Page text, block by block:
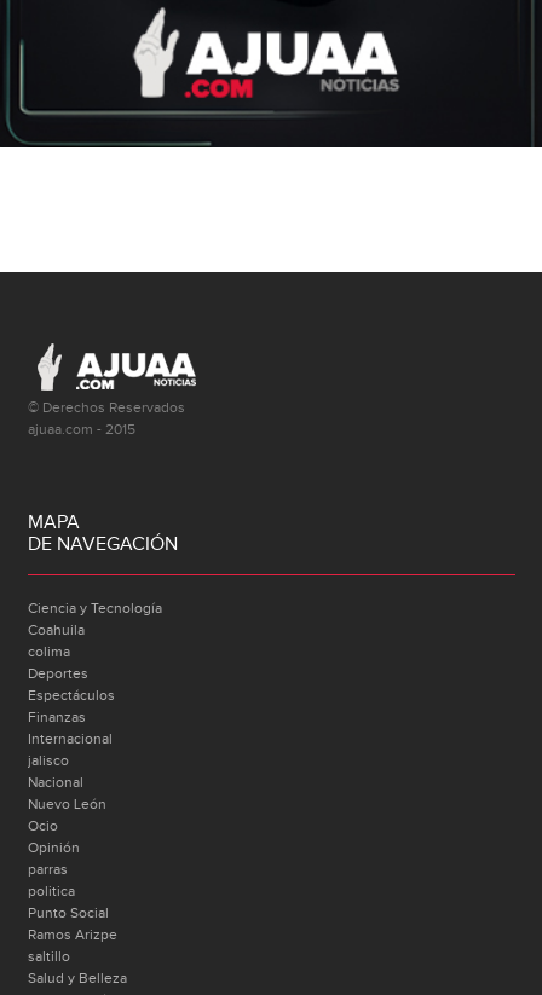
© Derechos Reservados
ajuaa.com - 2015
MAPA
DE NAVEGACIÓN
Ciencia y Tecnología
Coahuila
colima
Deportes
Espectáculos
Finanzas
Internacional
jalisco
Nacional
Nuevo León
Ocio
Opinión
parras
politica
Punto Social
Ramos Arizpe
saltillo
Salud y Belleza